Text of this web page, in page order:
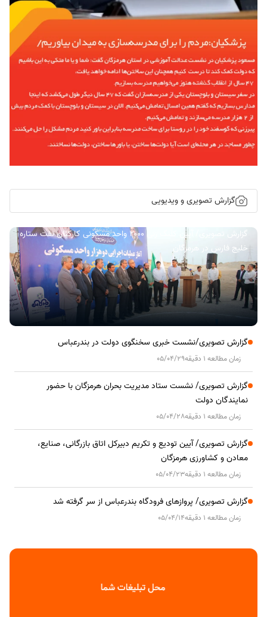
گزارش تصویری و ویدیویی
گزارش تصویری/ آیین کلنگ زنی ۲۰۰۰ واحد مسکونی کارکنان نفت ستاره
خلیج فارس در هرمزگان
گزارش تصویری/نشست خبری سخنگوی دولت در بندرعباس
زمان مطالعه 1 دقیقه 05/04/29
گزارش تصویری/ نشست ستاد مدیریت بحران هرمزگان با حضور
نمایندگان دولت
زمان مطالعه 1 دقیقه 05/04/28
گزارش تصویری/ آیین تودیع و تکریم دبیرکل اتاق بازرگانی، صنایع،
معادن و کشاورزی هرمزگان
زمان مطالعه 1 دقیقه 05/04/23
گزارش تصویری/ پروازهای فرودگاه بندرعباس از سر گرفته شد
زمان مطالعه 1 دقیقه 05/04/14